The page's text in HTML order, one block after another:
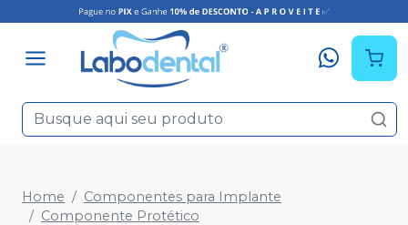
Home
Componentes para Implante
Componente Protético